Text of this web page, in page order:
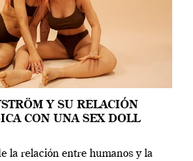
Y SU RELACIÓN
CON UNA SEX DOLL
la relación entre humanos y la